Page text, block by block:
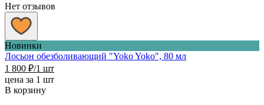
Нет отзывов
Новинки
Лосьон обезболивающий "Yoko Yoko", 80 мл
1 800 ₽/1 шт
цена за 1 шт
В корзину